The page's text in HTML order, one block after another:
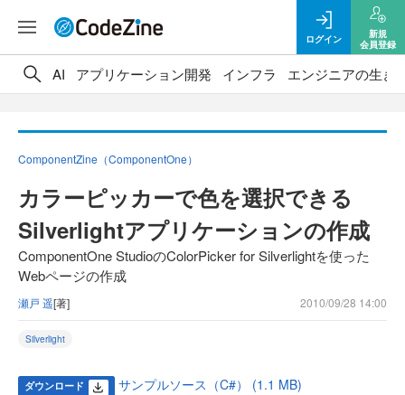
ログイン
新規
会員登録
AI アプリケーション開発 インフラ エンジニアの生き
ComponentZine（ComponentOne）
カラーピッカーで色を選択できる
Silverlightアプリケーションの作成
ComponentOne StudioのColorPicker for Silverlightを使った
Webページの作成
瀬戸 遥[著] 2010/09/28 14:00
Silverlight
ダウンロード サンプルソース（C#） (1.1 MB)